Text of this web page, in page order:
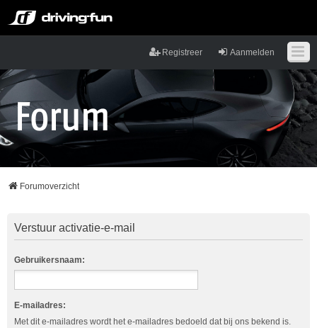
Aanmelden
Registreer
Forumoverzicht
Verstuur activatie-e-mail
Gebruikersnaam:
E-mailadres:
Met dit e-mailadres wordt het e-mailadres bedoeld dat bij ons bekend is.